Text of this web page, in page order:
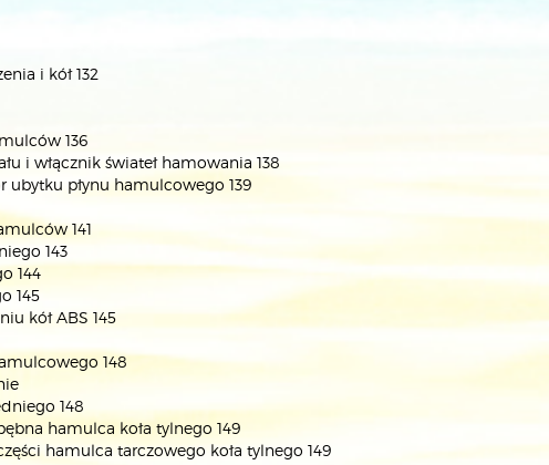
i kół 132
136
i włącznik świateł hamowania 138
ubytku płynu hamulcowego 139
141
143
144
145
kół ABS 145
148
148
hamulca koła tylnego 149
hamulca tarczowego koła tylnego 149